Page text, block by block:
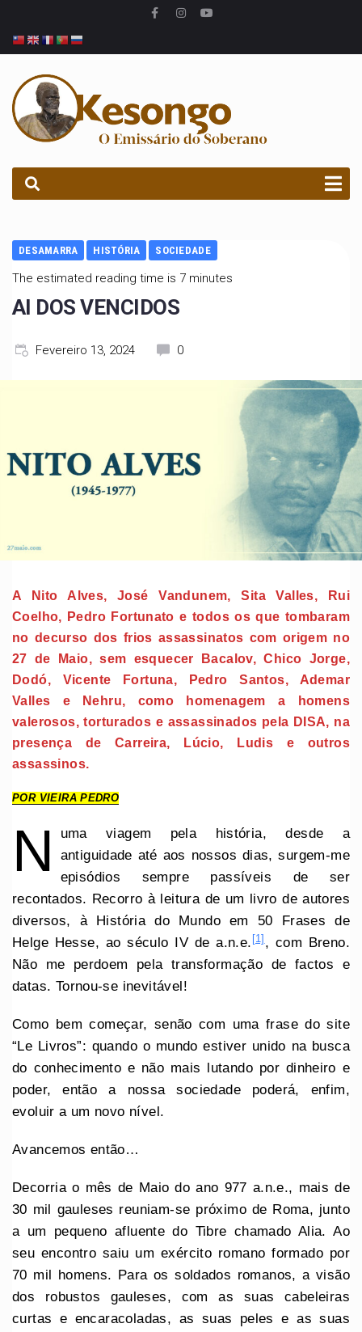
DESAMARRA HISTÓRIA SOCIEDADE
The estimated reading time is 7 minutes
AI DOS VENCIDOS
Fevereiro 13, 2024 0
A Nito Alves, José Vandunem, Sita Valles, Rui
Coelho, Pedro Fortunato e todos os que tombaram
no decurso dos frios assassinatos com origem no
27 de Maio, sem esquecer Bacalov, Chico Jorge,
Dodó, Vicente Fortuna, Pedro Santos, Ademar
Valles e Nehru, como homenagem a homens
valerosos, torturados e assassinados pela DISA, na
presença de Carreira, Lúcio, Ludis e outros
assassinos.
POR VIEIRA PEDRO
N
uma viagem pela história, desde a
antiguidade até aos nossos dias, surgem-me
episódios sempre passíveis de ser
recontados. Recorro à leitura de um livro de autores
diversos, à História do Mundo em 50 Frases de
Helge Hesse, ao século IV de a.n.e. [1], com Breno.
Não me perdoem pela transformação de factos e
datas. Tornou-se inevitável!
Como bem começar, senão com uma frase do site
“Le Livros”: quando o mundo estiver unido na busca
do conhecimento e não mais lutando por dinheiro e
poder, então a nossa sociedade poderá, enfim,
evoluir a um novo nível.
Avancemos então…
Decorria o mês de Maio do ano 977 a.n.e., mais de
30 mil gauleses reuniam-se próximo de Roma, junto
a um pequeno afluente do Tibre chamado Alia. Ao
seu encontro saiu um exército romano formado por
70 mil homens. Para os soldados romanos, a visão
dos robustos gauleses, com as suas cabeleiras
curtas e encaracoladas, as suas peles e as suas
PROCURAR